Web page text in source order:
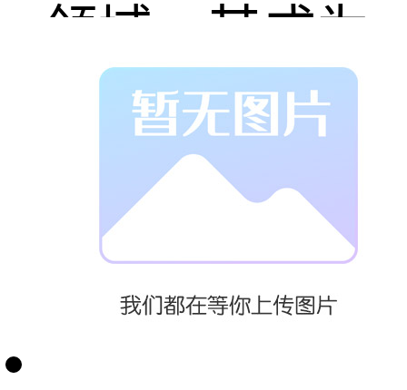
领域，其成为
光伏支架的材
料，0光伏企业
均采用AZM支